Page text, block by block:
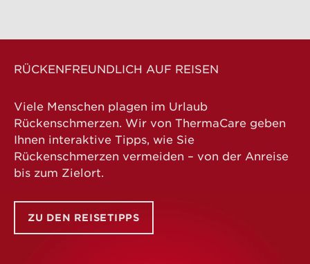
RÜCKENFREUNDLICH AUF REISEN
Viele Menschen plagen im Urlaub
Rückenschmerzen. Wir von ThermaCare geben
Ihnen interaktive Tipps, wie Sie
Rückenschmerzen vermeiden – von der Anreise
bis zum Zielort.
ZU DEN REISETIPPS